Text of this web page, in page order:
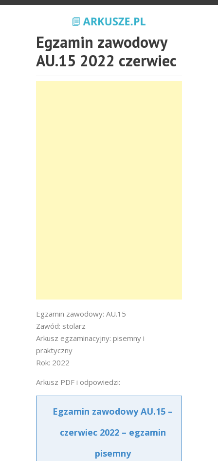
Egzamin zawodowy
AU.15 2022 czerwiec
Egzamin zawodowy: AU.15
Zawód: stolarz
Arkusz egzaminacyjny: pisemny i
praktyczny
Rok: 2022
Arkusz PDF i odpowiedzi:
Egzamin zawodowy AU.15 –
czerwiec 2022 – egzamin
pisemny